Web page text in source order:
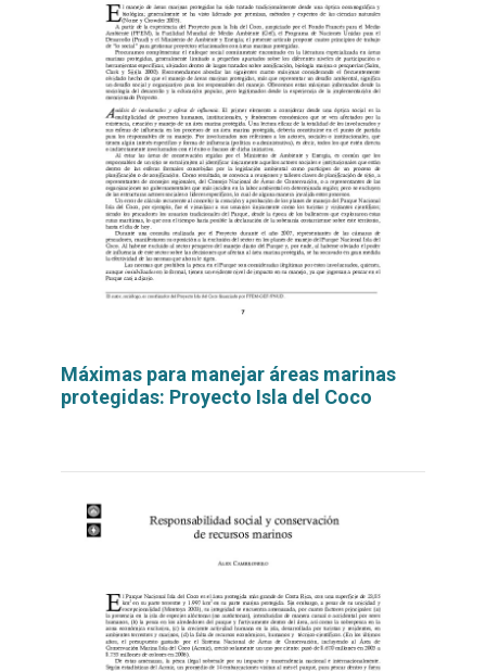
Máximas para manejar áreas marinas
protegidas: Proyecto Isla del Coco